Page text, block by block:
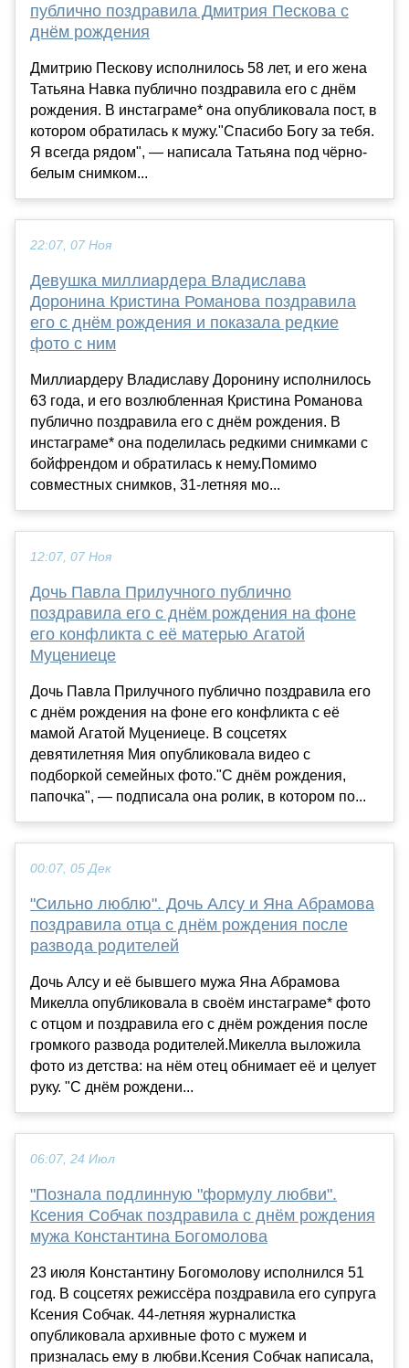
публично поздравила Дмитрия Пескова с
днём рождения
Дмитрию Пескову исполнилось 58 лет, и его жена
Татьяна Навка публично поздравила его с днём
рождения. В инстаграме* она опубликовала пост, в
котором обратилась к мужу."Спасибо Богу за тебя.
Я всегда рядом", — написала Татьяна под чёрно-
белым снимком...
22:07, 07 Ноя
Девушка миллиардера Владислава
Доронина Кристина Романова поздравила
его с днём рождения и показала редкие
фото с ним
Миллиардеру Владиславу Доронину исполнилось
63 года, и его возлюбленная Кристина Романова
публично поздравила его с днём рождения. В
инстаграме* она поделилась редкими снимками с
бойфрендом и обратилась к нему.Помимо
совместных снимков, 31-летняя мо...
12:07, 07 Ноя
Дочь Павла Прилучного публично
поздравила его с днём рождения на фоне
его конфликта с её матерью Агатой
Муцениеце
Дочь Павла Прилучного публично поздравила его
с днём рождения на фоне его конфликта с её
мамой Агатой Муцениеце. В соцсетях
девятилетняя Мия опубликовала видео с
подборкой семейных фото."С днём рождения,
папочка", — подписала она ролик, в котором по...
00:07, 05 Дек
"Сильно люблю". Дочь Алсу и Яна Абрамова
поздравила отца с днём рождения после
развода родителей
Дочь Алсу и её бывшего мужа Яна Абрамова
Микелла опубликовала в своём инстаграме* фото
с отцом и поздравила его с днём рождения после
громкого развода родителей.Микелла выложила
фото из детства: на нём отец обнимает её и целует
руку. "С днём рождени...
06:07, 24 Июл
"Познала подлинную "формулу любви".
Ксения Собчак поздравила с днём рождения
мужа Константина Богомолова
23 июля Константину Богомолову исполнился 51
год. В соцсетях режиссёра поздравила его супруга
Ксения Собчак. 44-летняя журналистка
опубликовала архивные фото с мужем и
призналась ему в любви.Ксения Собчак написала,